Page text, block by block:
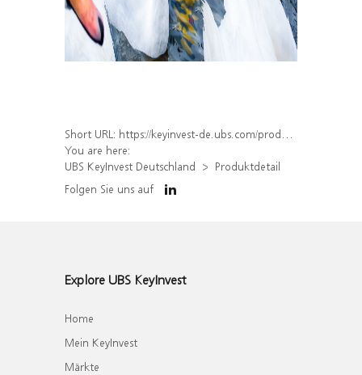
Short URL: https://keyinvest-de.ubs.com/produkt/detail/index/isin/DE000WA8WCW8
You are here:
UBS KeyInvest Deutschland
Produktdetail
Folgen Sie uns auf
Explore UBS KeyInvest
Home
Mein KeyInvest
Märkte